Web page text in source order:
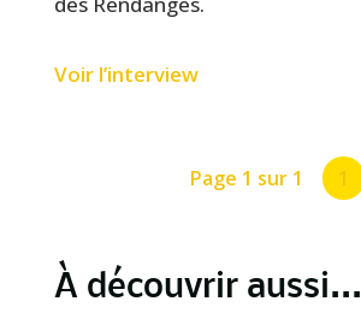
Voir l’interview
Page 1 sur 1 1
À découvrir aussi...